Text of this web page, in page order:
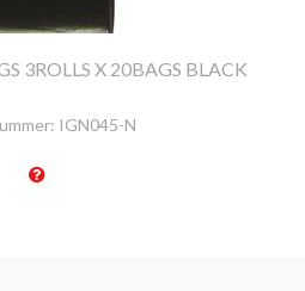
3ROLLS X 20BAGS BLACK
IGN045-N